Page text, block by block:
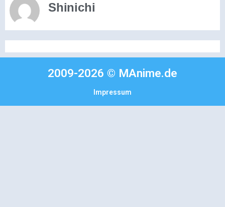
Shinichi
2009-2026 © MAnime.de
Impressum